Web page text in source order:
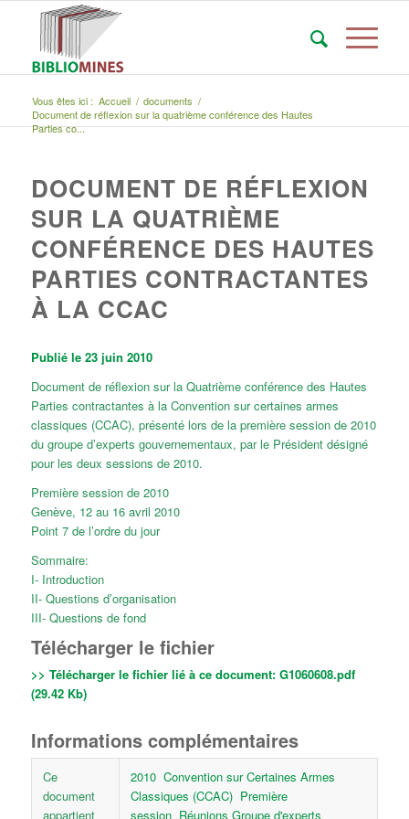
Vous êtes ici : Accueil / documents /
Document de réflexion sur la quatrième conférence des Hautes
Parties co...
DOCUMENT DE RÉFLEXION
SUR LA QUATRIÈME
CONFÉRENCE DES HAUTES
PARTIES CONTRACTANTES
À LA CCAC
Publié le 23 juin 2010
Document de réflexion sur la Quatrième conférence des Hautes
Parties contractantes à la Convention sur certaines armes
classiques (CCAC), présenté lors de la première session de 2010
du groupe d’experts gouvernementaux, par le Président désigné
pour les deux sessions de 2010.
Première session de 2010
Genève, 12 au 16 avril 2010
Point 7 de l’ordre du jour
Sommaire:
I- Introduction
II- Questions d’organisation
III- Questions de fond
Télécharger le fichier
>> Télécharger le fichier lié à ce document: G1060608.pdf
(29.42 Kb)
Informations complémentaires
Ce
document
appartient
2010 Convention sur Certaines Armes
Classiques (CCAC) Première
session Réunions Groupe d'experts